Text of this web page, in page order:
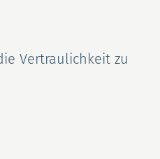
Vertraulichkeit zu